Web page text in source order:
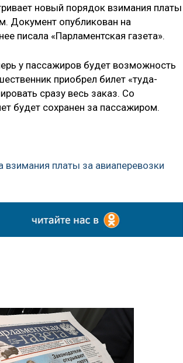
новый порядок взимания платы
Документ опубликован на
писала «Парламентская газета».
у пассажиров будет возможность
приобрел билет «туда-
сразу весь заказ. Со
будет сохранен за пассажиром.
платы за авиаперевозки